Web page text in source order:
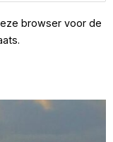
browser voor de